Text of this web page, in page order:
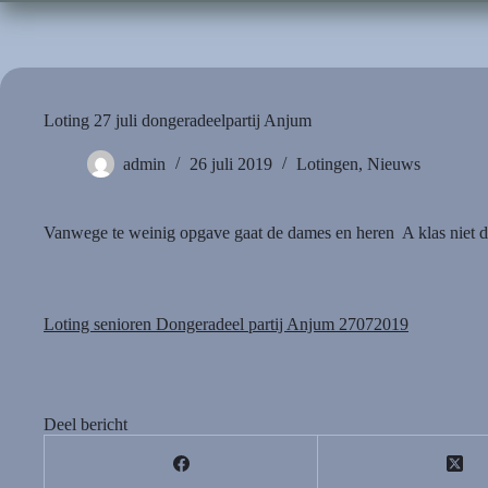
Loting 27 juli dongeradeelpartij Anjum
admin 26 juli 2019 Lotingen, Nieuws
Vanwege te weinig opgave gaat de dames en heren A klas niet
Loting senioren Dongeradeel partij Anjum 27072019
Deel bericht